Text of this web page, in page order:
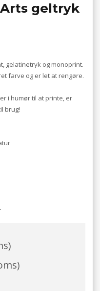
geltryk
gelatinetryk og monoprint.
farve og er let at rengøre.
i humør til at printe, er
brug!